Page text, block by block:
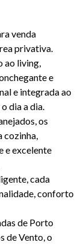
venda
privativa.
ao living,
e
e integrada ao
dia a dia.
os
cozinha,
e excelente
cada
conforto
de Porto
de Vento, o